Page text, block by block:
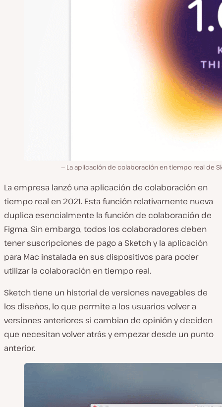
La aplicación de colaboración en tiempo real de
La empresa lanzó una aplicación de colaboración en
tiempo real en 2021. Esta función relativamente nueva
duplica esencialmente la función de colaboración de
Figma. Sin embargo, todos los colaboradores deben
tener suscripciones de pago a Sketch y la aplicación
para Mac instalada en sus dispositivos para poder
utilizar la colaboración en tiempo real.
Sketch tiene un historial de versiones navegables de
los diseños, lo que permite a los usuarios volver a
versiones anteriores si cambian de opinión y deciden
que necesitan volver atrás y empezar desde un punto
anterior.